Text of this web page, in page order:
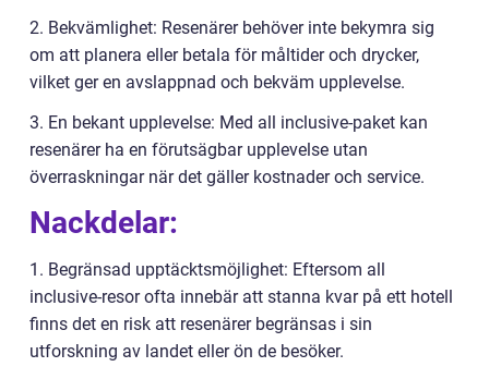
2. Bekvämlighet: Resenärer behöver inte bekymra sig
om att planera eller betala för måltider och drycker,
vilket ger en avslappnad och bekväm upplevelse.
3. En bekant upplevelse: Med all inclusive-paket kan
resenärer ha en förutsägbar upplevelse utan
överraskningar när det gäller kostnader och service.
Nackdelar:
1. Begränsad upptäcktsmöjlighet: Eftersom all
inclusive-resor ofta innebär att stanna kvar på ett hotell
finns det en risk att resenärer begränsas i sin
utforskning av landet eller ön de besöker.